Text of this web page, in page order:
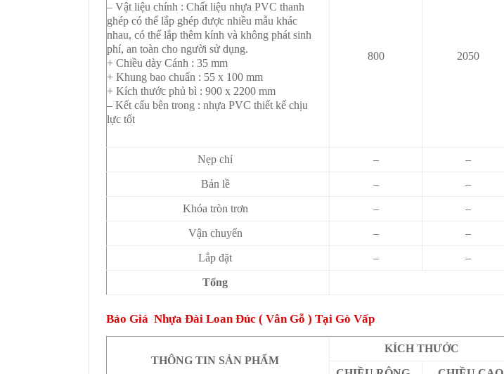
– Vật liệu chính : Chất liệu nhựa PVC thanh
ghép có thể lắp ghép được nhiều mẫu khác
nhau, có thể lắp thêm kính và không phát sinh
phí, an toàn cho người sử dụng.
+ Chiều dày Cánh : 35 mm
+ Khung bao chuẩn : 55 x 100 mm
+ Kích thước phủ bì : 900 x 2200 mm
– Kết cấu bên trong : nhựa PVC thiết kế chịu
lực tốt
800 2050
Nẹp chỉ – –
Bản lề – –
Khóa tròn trơn – –
Vận chuyển – –
Lắp đặt – –
Tổng
Báo Giá Nhựa Đài Loan Đúc ( Vân Gỗ ) Tại Gò Vấp
THÔNG TIN SẢN PHẨM
KÍCH THƯỚC